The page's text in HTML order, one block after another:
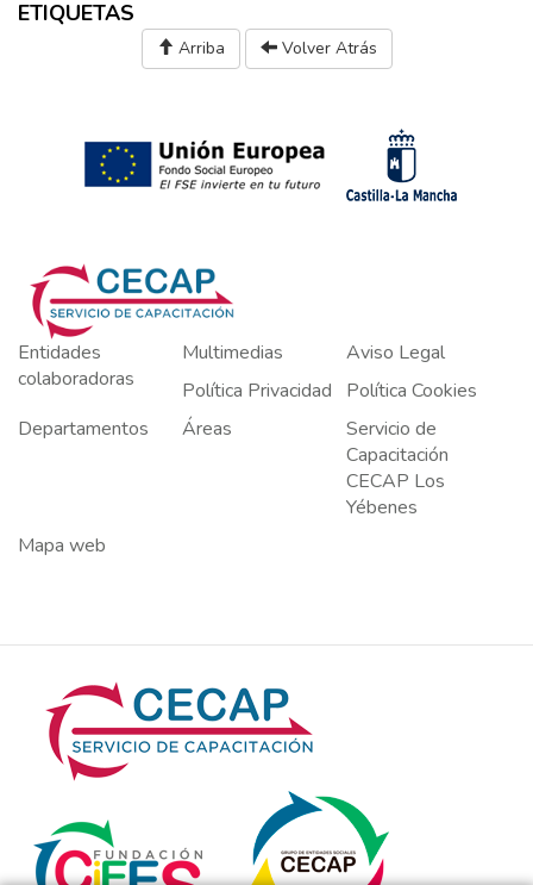
ETIQUETAS
Arriba Volver Atrás
Entidades
colaboradoras
Multimedias
Aviso Legal
Política Privacidad
Política Cookies
Departamentos
Áreas
Servicio de
Capacitación
CECAP Los
Yébenes
Mapa web